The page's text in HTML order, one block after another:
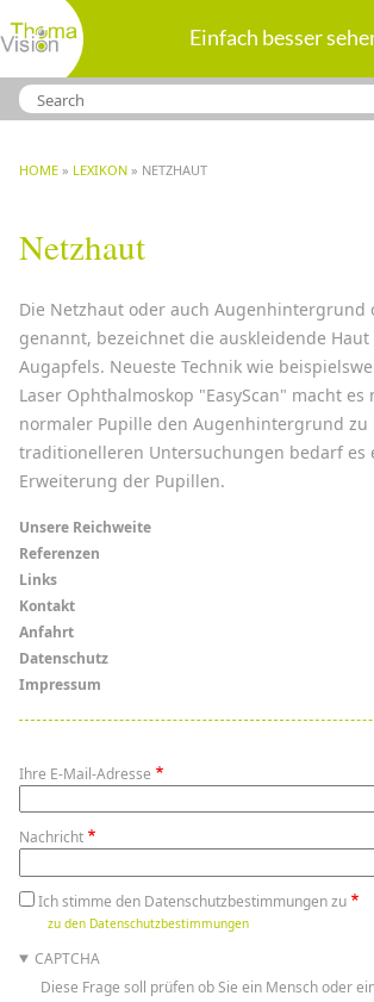
Direkt
zum
Inhalt
Einfach besser
BREADCRUMB
HOME LEXIKON NETZHAUT
Netzhaut
Die Netzhaut oder auch Augenhintergrund
genannt, bezeichnet die auskleidende
Augapfels. Neueste Technik wie
Laser Ophthalmoskop "EasyScan" macht
normaler Pupille den Augenhintergrund zu
traditionelleren Untersuchungen bedarf es
Erweiterung der Pupillen.
Menü
Links
Unsere Reichweite
Referenzen
Links
Kontakt
Anfahrt
Datenschutz
Impressum
Ihre E-Mail-Adresse
Nachricht
Ich stimme den Datenschutzbestimmungen zu
zu den Datenschutzbestimmungen
CAPTCHA
Diese Frage soll prüfen ob Sie ein Mensch oder